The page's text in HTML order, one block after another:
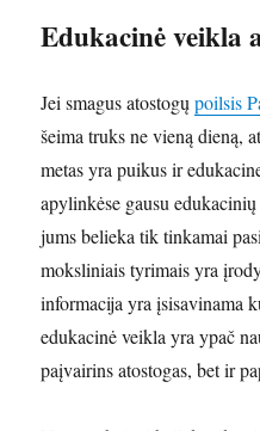
Edukacinė veikla
Jei smagus atostogųpoilsis
šeima truks ne vieną dieną,
metas yra puikus ir
apylinkėse gausu
jums belieka tik tinkamai
moksliniais tyrimais yra
informacija yra įsisavinama
edukacinė veikla yra ypač
paįvairins atostogas, bet ir